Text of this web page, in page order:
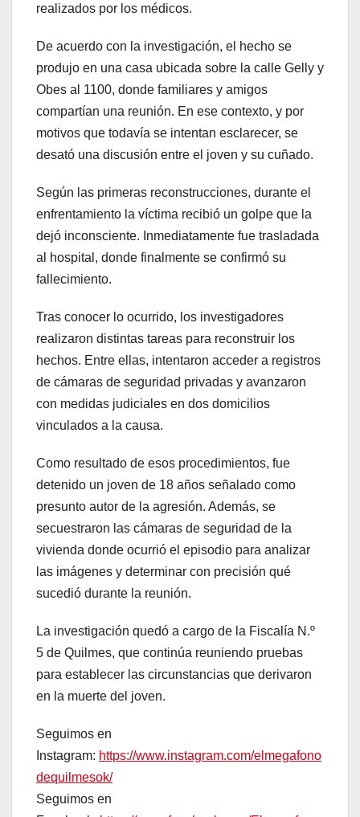
realizados por los médicos.
De acuerdo con la investigación, el hecho se
produjo en una casa ubicada sobre la calle Gelly y
Obes al 1100, donde familiares y amigos
compartían una reunión. En ese contexto, y por
motivos que todavía se intentan esclarecer, se
desató una discusión entre el joven y su cuñado.
Según las primeras reconstrucciones, durante el
enfrentamiento la víctima recibió un golpe que la
dejó inconsciente. Inmediatamente fue trasladada
al hospital, donde finalmente se confirmó su
fallecimiento.
Tras conocer lo ocurrido, los investigadores
realizaron distintas tareas para reconstruir los
hechos. Entre ellas, intentaron acceder a registros
de cámaras de seguridad privadas y avanzaron
con medidas judiciales en dos domicilios
vinculados a la causa.
Como resultado de esos procedimientos, fue
detenido un joven de 18 años señalado como
presunto autor de la agresión. Además, se
secuestraron las cámaras de seguridad de la
vivienda donde ocurrió el episodio para analizar
las imágenes y determinar con precisión qué
sucedió durante la reunión.
La investigación quedó a cargo de la Fiscalía N.º
5 de Quilmes, que continúa reuniendo pruebas
para establecer las circunstancias que derivaron
en la muerte del joven.
Seguimos en
Instagram: https://www.instagram.com/elmegafono
dequilmesok/
Seguimos en